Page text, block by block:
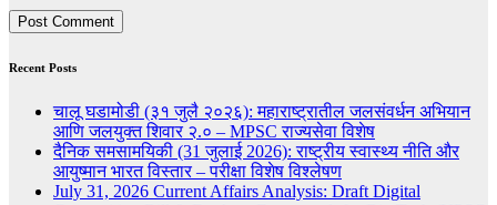
Recent Posts
चालू घडामोडी (३१ जुलै २०२६): महाराष्ट्रातील जलसंवर्धन अभियान
आणि जलयुक्त शिवार २.० – MPSC राज्यसेवा विशेष
दैनिक समसामयिकी (31 जुलाई 2026): राष्ट्रीय स्वास्थ्य नीति और
आयुष्मान भारत विस्तार – परीक्षा विशेष विश्लेषण
July 31, 2026 Current Affairs Analysis: Draft Digital